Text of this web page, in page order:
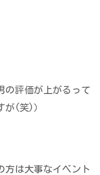
の評価が上がるって
が(笑)）
方は大事なイベント